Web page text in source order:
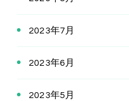
2023年7月
2023年6月
2023年5月